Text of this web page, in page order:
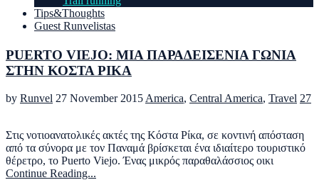
Tips&Thoughts
Guest Runvelistas
PUERTO VIEJO: ΜΙΑ ΠΑΡΑΔΕΙΣΕΝΙΑ ΓΩΝΙΑ
ΣΤΗΝ ΚΟΣΤΑ ΡΙΚΑ
by Runvel 27 November 2015 America, Central America, Travel 27
Στις νοτιοανατολικές ακτές της Κόστα Ρίκα, σε κοντινή απόσταση
από τα σύνορα με τον Παναμά βρίσκεται ένα ιδιαίτερο τουριστικό
θέρετρο, το Puerto Viejo. Ένας μικρός παραθαλάσσιος οικι
Continue Reading...